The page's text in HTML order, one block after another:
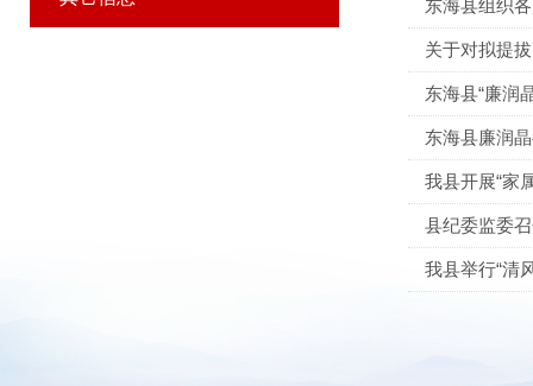
东海县组织
关于对拟提
东海县“廉润
东海县廉润
我县开展“家
县纪委监委
我县举行“清